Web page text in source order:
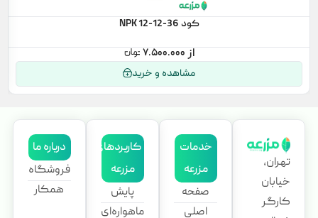
کود NPK 12-12-36
۷.۵۰۰.۰۰۰
مشاهده و خرید
تهران،
خیابان
کارگر
خدمات
مزرعه
صفحه
اصلی
کاربردهای
مزرعه
پایش
ماهواره‌ای
درباره ما
فروشگاه
همکار